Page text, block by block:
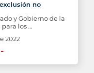
no
y Gobierno de la
los …
2022